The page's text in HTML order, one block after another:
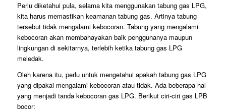
Perlu diketahui pula, selama kita menggunakan tabung gas LPG,
kita harus memastikan keamanan tabung gas. Artinya tabung
tersebut tidak mengalami kebocoran. Tabung yang mengalami
kebocoran akan membahayakan baik penggunanya maupun
lingkungan di sekitarnya, terlebih ketika tabung gas LPG
meledak.
Oleh karena itu, perlu untuk mengetahui apakah tabung gas LPG
yang dipakai mengalami kebocoran atau tidak. Ada beberapa hal
yang menjadi tanda kebocoran gas LPG. Berikut ciri-ciri gas LPB
bocor: